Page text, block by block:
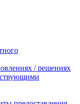
/ решениях